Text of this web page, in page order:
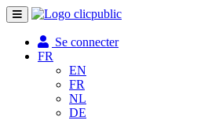
Toggle
navigation
Se connecter
FR
EN
FR
NL
DE